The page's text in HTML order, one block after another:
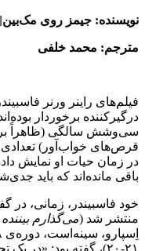
نویسنده: جیمز روی مک‌بین
مترجم: محمد خلفی
فیلم‌های راینر ورنر
درگیرکننده برخوردار
سی‌وشش سالگی (ظاهراً بر
قرص‌های خواب‌آور) تعدادی
در زمان حیات او نمایش
باقی مانده‌اند که باید
خود فاسبیندر، زمانی،
منتشر شد (می‌گذارم
۲۱-۲۰)، گفته بود: «در